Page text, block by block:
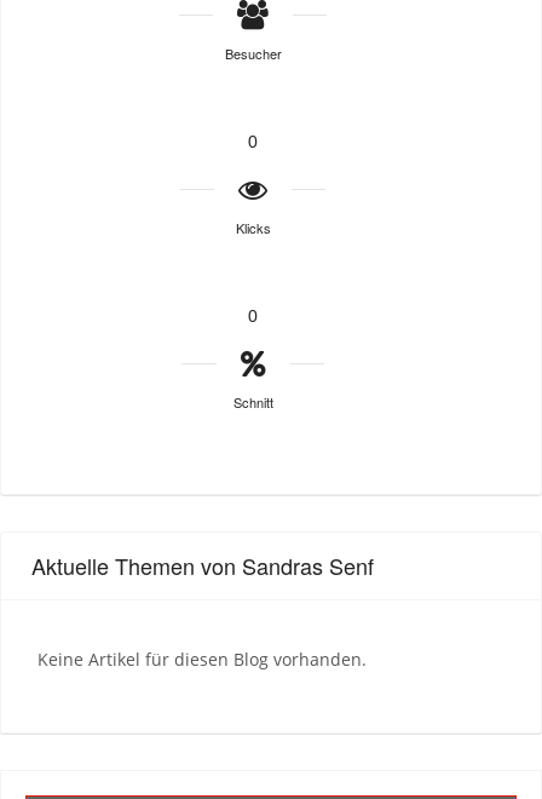
Besucher
0
Klicks
0
Schnitt
Aktuelle Themen von Sandras Senf
Keine Artikel für diesen Blog vorhanden.